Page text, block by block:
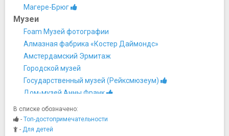
Магере-Брюг
Музеи
Foam Музей фотографии
Алмазная фабрика «Костер Даймондс»
Амстердамский Эрмитаж
Городской музей
Государственный музей (Рейксмюзеум)
Дом-музей Анны Франк
Дом-музей Рембрандта
Еврейский исторический музей
Микропия
В списке обозначено:
- Топ-достопримечательности
- Для детей